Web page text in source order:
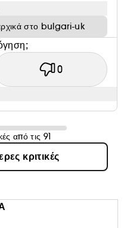
στο bulgari-uk
0
από τις 91
κριτικές